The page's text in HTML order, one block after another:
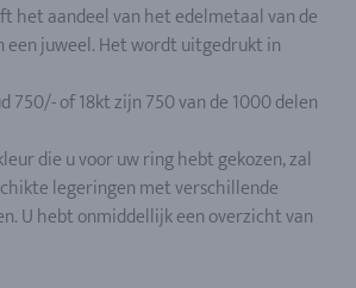
het aandeel van het edelmetaal van de
juweel. Het wordt uitgedrukt in
750/- of 18kt zijn 750 van de 1000 delen
die u voor uw ring hebt gekozen, zal
legeringen met verschillende
U hebt onmiddellijk een overzicht van